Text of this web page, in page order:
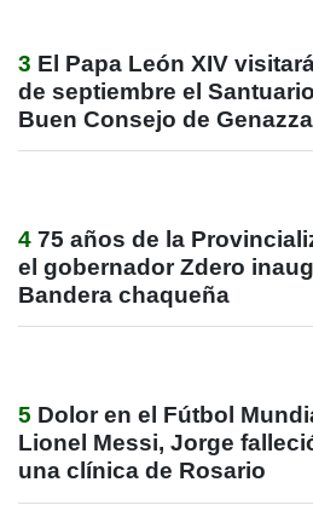
3 El Papa León XIV
de septiembre el
Buen Consejo de
4 75 años de la
el gobernador Zdero
Bandera chaqueña
5 Dolor en el Fútbol
Lionel Messi, Jorge
una clínica de Rosario